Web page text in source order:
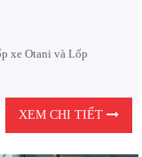
xe Otani và Lốp
XEM CHI TIẾT